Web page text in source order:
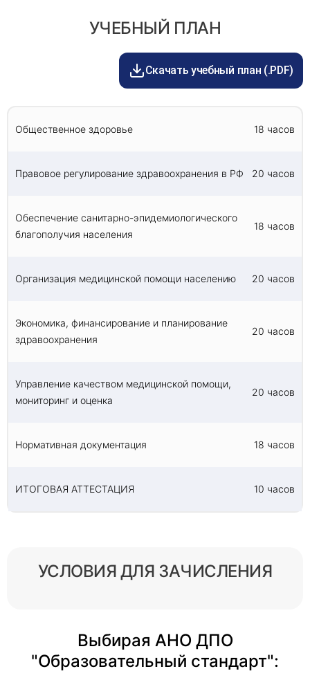
Управление качеством медицинской помощи,
мониторинг и оценка - 20 часов
Нормативная документация - 18 часов
Итоговая аттестация проводится в форме
График обсуждается с каждым слушателем в
индивидуальном порядке.
проверку теоретической и практической базы
УЧЕБНЫЙ ПЛАН
Скачать учебный план (.PDF)
Общественное здоровье 18 часов
Правовое регулирование здравоохранения в РФ 20 часов
Обеспечение санитарно-эпидемиологического
благополучия населения
18 часов
Организация медицинской помощи населению 20 часов
Экономика, финансирование и планирование
здравоохранения
20 часов
Управление качеством медицинской помощи,
мониторинг и оценка
20 часов
Нормативная документация 18 часов
ИТОГОВАЯ АТТЕСТАЦИЯ 10 часов
УСЛОВИЯ ДЛЯ ЗАЧИСЛЕНИЯ
Выбирая АНО ДПО
"Образовательный стандарт":